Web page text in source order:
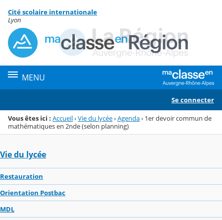
Menu de la rubrique
Contenu
Cité scolaire internationale
Lyon
MENU
Se connecter
Vous êtes ici : Accueil›Vie du lycée›Agenda› 1er devoir commun de
mathématiques en 2nde (selon planning)
Vie du lycée
Restauration
Orientation Postbac
MDL